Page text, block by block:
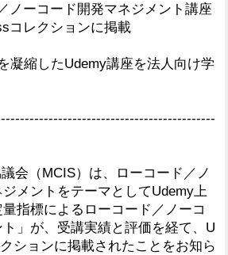
ノーコード開発マネジメント講座
コレクションに掲載
凝縮したUdemy講座を法人向け学
会（MCIS）は、ローコード／ノ
メントをテーマとしてUdemy上
指標によるローコード／ノーコ
」が、受講実績と評価を経て、U
ションに掲載されたことをお知ら